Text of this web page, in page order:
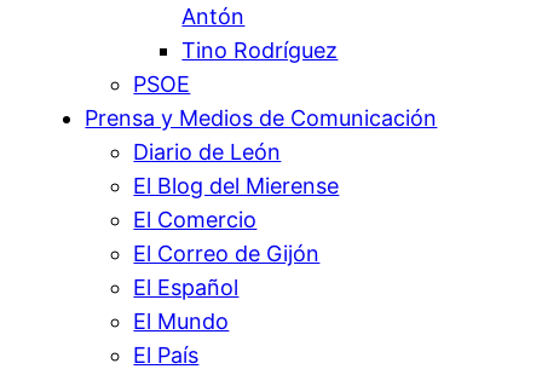
Antón
Tino Rodríguez
PSOE
Prensa y Medios de Comunicación
Diario de León
El Blog del Mierense
El Comercio
El Correo de Gijón
El Español
El Mundo
El País